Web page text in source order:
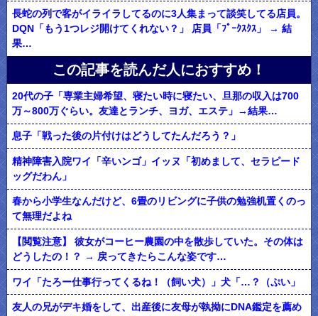
長蛇の列で客がイライラしてるのに3人集まって談笑してる店員。
DQN「もう1つレジ開けてくれない？」 店員「ﾌﾟｰｸｽｸｽ」 → 結
果…
この記事を読んだ人におすすめ！
20代の子「専業主婦希望、寝たい時に寝たい、旦那の収入は700
万～800万ぐらい。友達とランチ、ヨガ、エステ」→結果…
息子「戦った後の片付けはどうしてたんだろう？」
精神障害入院ワイ「辛いンゴ」イッヌ「初めまして、セラピード
ッグだわん」
春から小学生なんだけど、6畳のリビングに子供の勉強机置くのっ
て無理だよね
【閲覧注意】 彼女がコーヒー農園の中を散歩していた。その体は
どうしたの！？ → 戻ってきたらこんな姿です…
ワイ「たろー仕事行ってくるね！（飼い犬）」犬「…？（ぷい」
友人の兄がデキ婚をして、出産後に友母が執拗にDNA鑑定を薦め